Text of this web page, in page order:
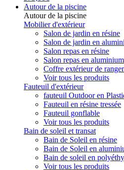
Autour de la piscine
Autour de la piscine
Mobilier d'extérieur
Salon de jardin en résine
Salon de jardin en
Salon repas en résine
Salon repas en aluminium
Coffre extérieur de
Voir tous les produits
Fauteuil d'extérieur
fauteuil Outdoor en
Fauteuil en résine tressée
Fauteuil gonflable
Voir tous les produits
Bain de soleil et transat
Bain de Soleil en résine
Bain de Soleil en
Bain de soleil en
Voir tous les produits